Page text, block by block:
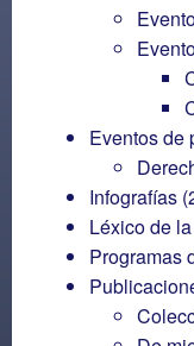
Eventos de
Infografías
Léxico de
Programas